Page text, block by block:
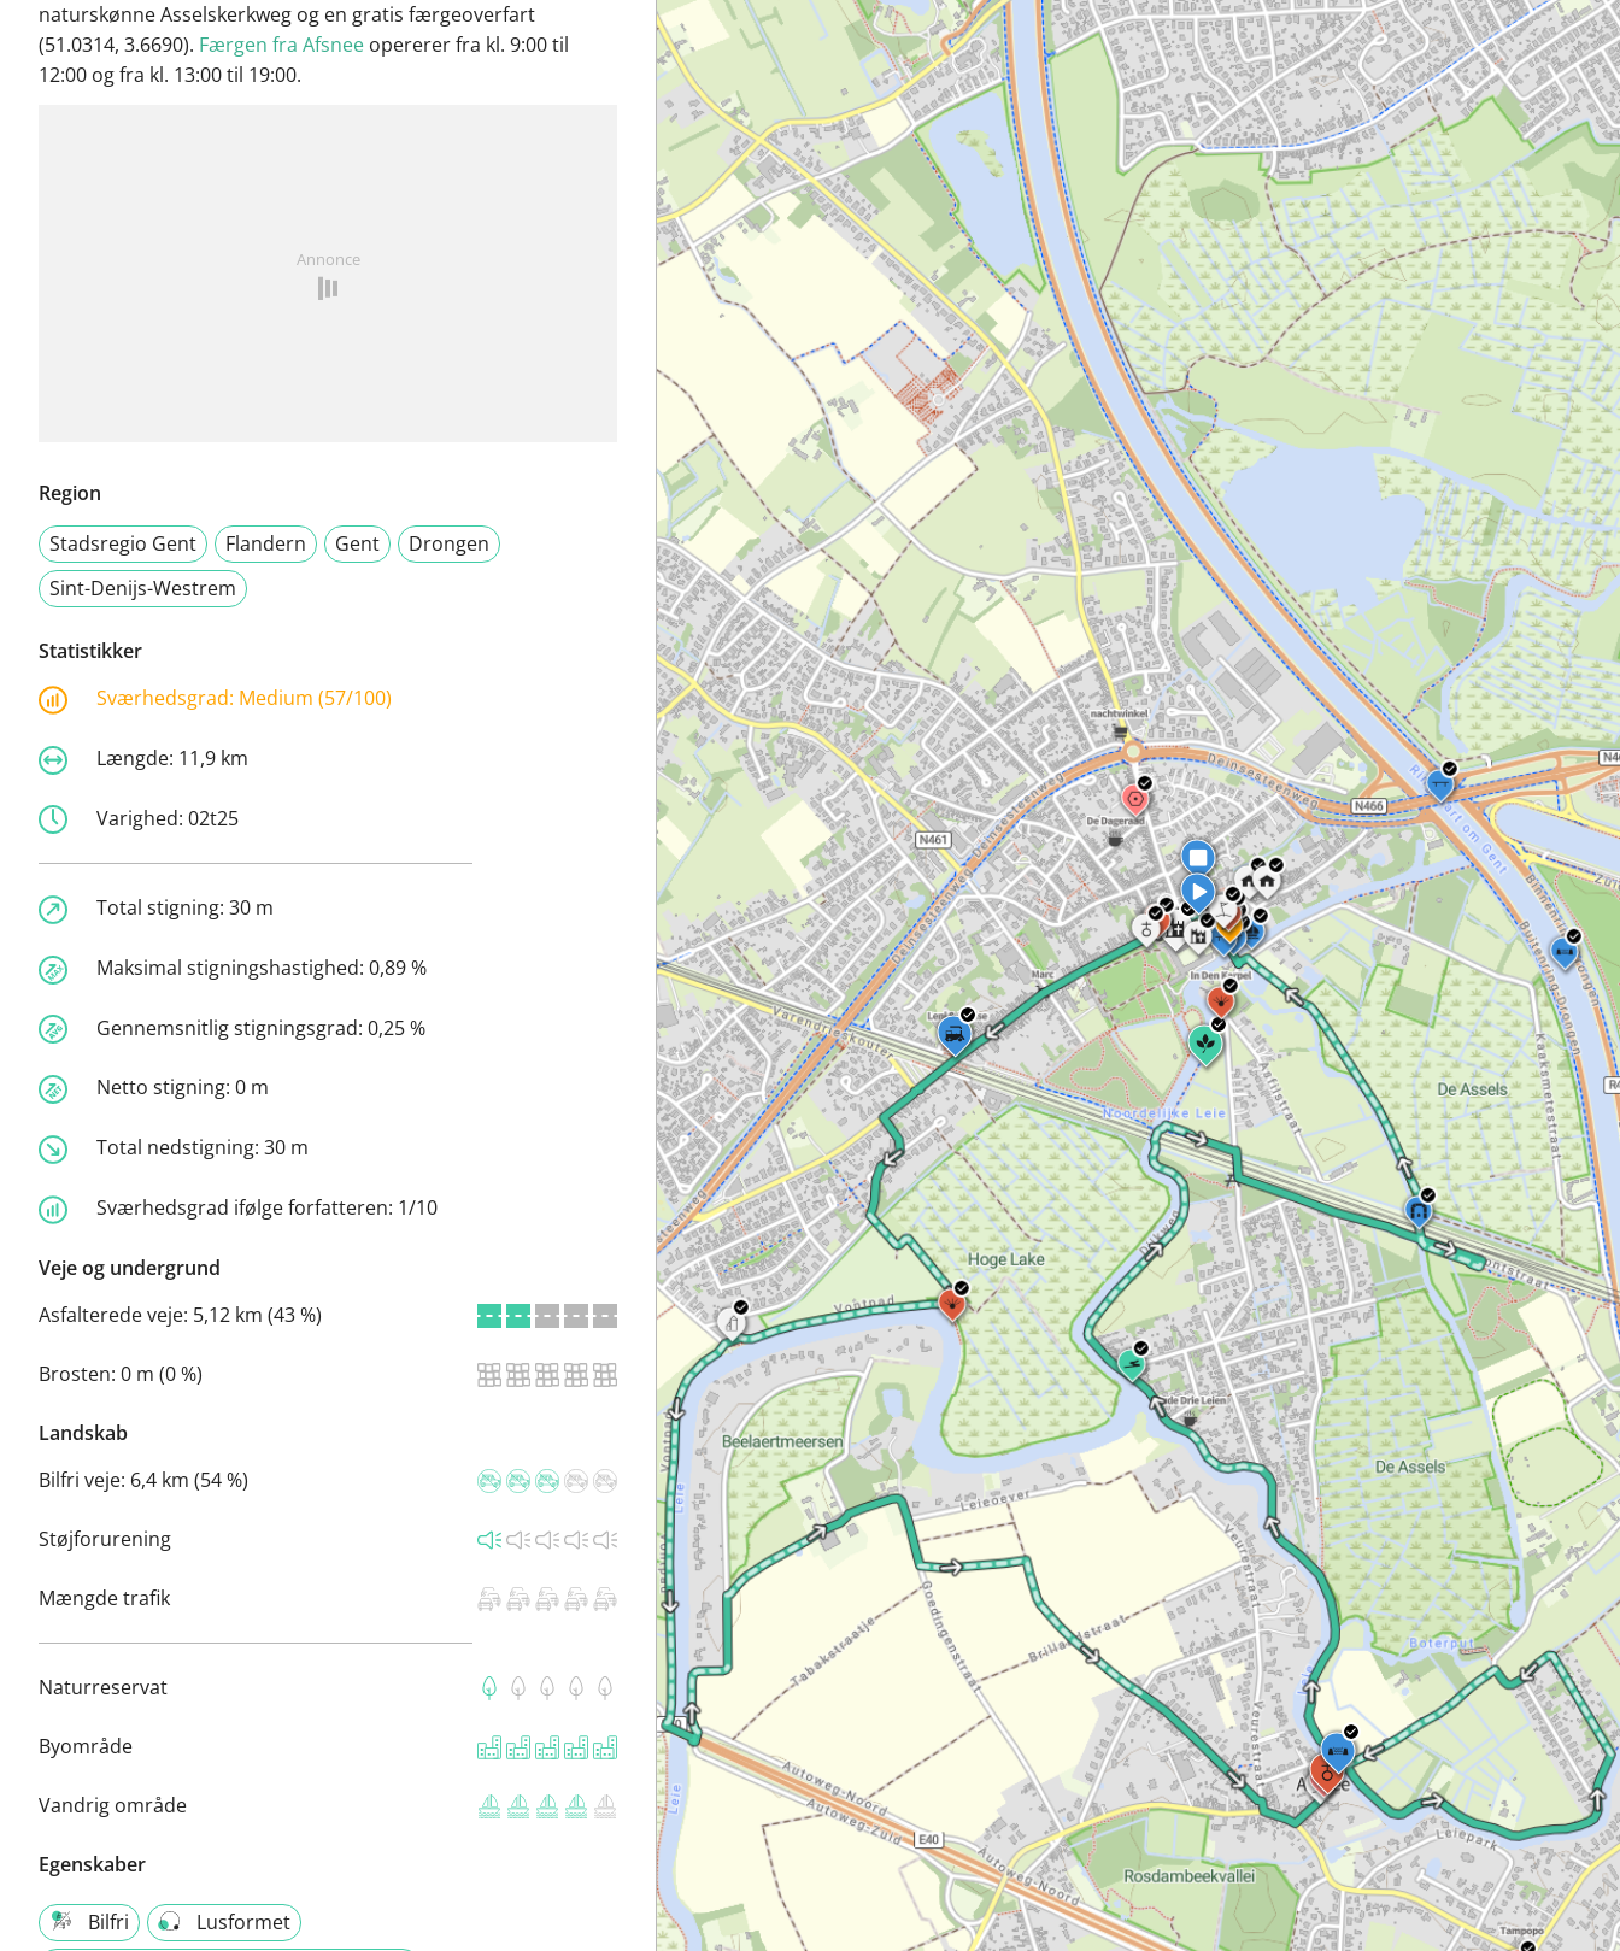
naturskønne Asselskerkweg og en gratis færgeoverfart
(51.0314, 3.6690). Færgen fra Afsnee opererer fra kl. 9:00 til
12:00 og fra kl. 13:00 til 19:00.
Annonce
Region
Stadsregio Gent
Flandern Gent
Drongen
Sint-Denijs-Westrem
Statistikker
Sværhedsgrad: Medium (57/100)
Længde: 11,9 km
Varighed: 02t25
Total stigning: 30 m
Maksimal stigningshastighed: 0,89 %
Gennemsnitlig stigningsgrad: 0,25 %
Netto stigning: 0 m
Total nedstigning: 30 m
Sværhedsgrad ifølge forfatteren: 1/10
Veje og undergrund
Asfalterede veje: 5,12 km (43 %)
Brosten: 0 m (0 %)
Landskab
Bilfri veje: 6,4 km (54 %)
Støjforurening
Mængde trafik
Naturreservat
Byområde
Vandrig område
Egenskaber
Bilfri
Lusformet